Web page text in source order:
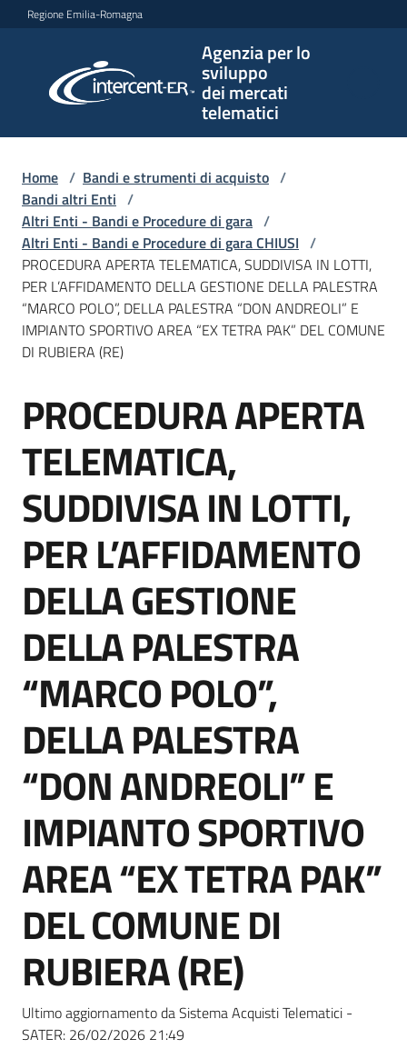
Vai al contenuto
Vai alla navigazione
Vai al footer
Regione Emilia-Romagna
Agenzia per lo
sviluppo
dei mercati
telematici
per lo
sviluppo
telematici
L'Agenzia
Bandi
e
di
acquisto
Supporto
Piattaforme
telematiche
English
site
Seguici
su
Home / Bandi e strumenti di acquisto /
Bandi altri Enti /
Altri Enti - Bandi e Procedure di gara /
Altri Enti - Bandi e Procedure di gara CHIUSI /
PROCEDURA APERTA TELEMATICA, SUDDIVISA IN LOTTI,
PER L’AFFIDAMENTO DELLA GESTIONE DELLA PALESTRA
“MARCO POLO”, DELLA PALESTRA “DON ANDREOLI” E
IMPIANTO SPORTIVO AREA “EX TETRA PAK” DEL COMUNE
DI RUBIERA (RE)
Salta al contenuto
PROCEDURA APERTA
TELEMATICA,
SUDDIVISA IN LOTTI,
PER L’AFFIDAMENTO
DELLA GESTIONE
DELLA PALESTRA
“MARCO POLO”,
DELLA PALESTRA
“DON ANDREOLI” E
IMPIANTO SPORTIVO
AREA “EX TETRA PAK”
DEL COMUNE DI
RUBIERA (RE)
Ultimo aggiornamento da Sistema Acquisti Telematici -
SATER: 26/02/2026 21:49